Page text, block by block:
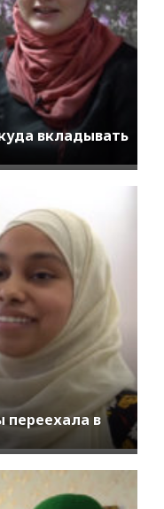
вкладывать
переехала в